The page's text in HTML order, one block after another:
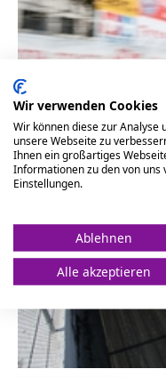
Wir verwenden Cookies
Wir können diese zur
unsere Webseite zu
Ihnen ein großartiges
Informationen zu den von uns
Einstellungen.
Ablehnen
Alle akzeptieren